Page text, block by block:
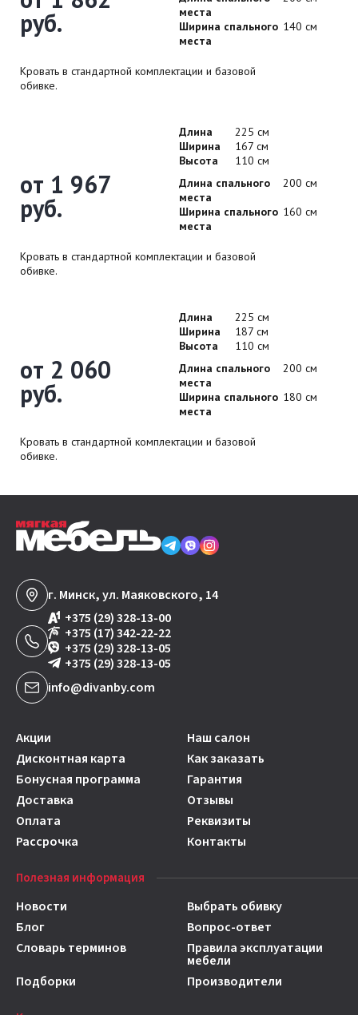
руб.
места
Ширина спального
места
140 см
Кровать в стандартной комплектации и базовой
обивке.
от 1 967
руб.
Длина
225 см
Ширина
167 см
Высота
110 см
Длина спального
места
200 см
Ширина спального
места
160 см
Кровать в стандартной комплектации и базовой
обивке.
от 2 060
руб.
Длина
225 см
Ширина
187 см
Высота
110 см
Длина спального
места
200 см
Ширина спального
места
180 см
Кровать в стандартной комплектации и базовой
обивке.
г. Минск, ул. Маяковского, 14
+375 (29) 328-13-00
+375 (17) 342-22-22
+375 (29) 328-13-05
+375 (29) 328-13-05
info@divanby.com
Акции
Наш салон
Дисконтная карта
Как заказать
Бонусная программа
Гарантия
Доставка
Отзывы
Оплата
Реквизиты
Рассрочка
Контакты
Полезная информация
Новости
Выбрать обивку
Блог
Вопрос-ответ
Словарь терминов
Правила эксплуатации
мебели
Подборки
Производители